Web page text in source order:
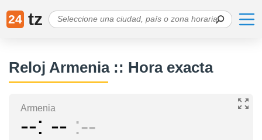
24 tz
Reloj Armenia :: Hora exacta
Armenia
-- -- --